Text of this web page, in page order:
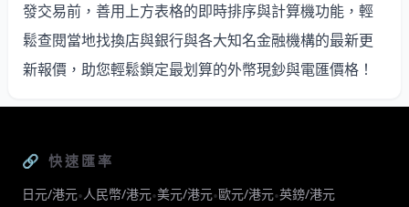
發交易前，善用上方表格的即時排序與計算機功能，輕
鬆查閱當地找換店與銀行與各大知名金融機構的最新更
新報價，助您輕鬆鎖定最划算的外幣現鈔與電匯價格！
🔗 快速匯率
日元/港元•人民幣/港元•美元/港元•歐元/港元•英鎊/港元